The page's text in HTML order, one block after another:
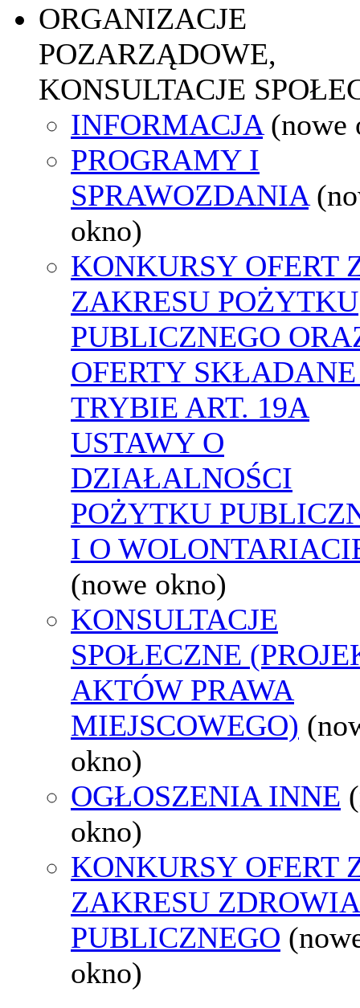
ORGANIZACJE
POZARZĄDOWE,
KONSULTACJE
INFORMACJA (nowe
PROGRAMY I
SPRAWOZDANIA
okno)
KONKURSY OFERT
ZAKRESU POŻYTKU
PUBLICZNEGO
OFERTY
TRYBIE ART. 19A
USTAWY O
DZIAŁALNOŚCI
POŻYTKU
I O
(nowe okno)
KONSULTACJE
SPOŁECZNE
AKTÓW PRAWA
MIEJSCOWEGO)
okno)
OGŁOSZENIA INNE
okno)
KONKURSY OFERT
ZAKRESU ZDROWIA
PUBLICZNEGO
okno)